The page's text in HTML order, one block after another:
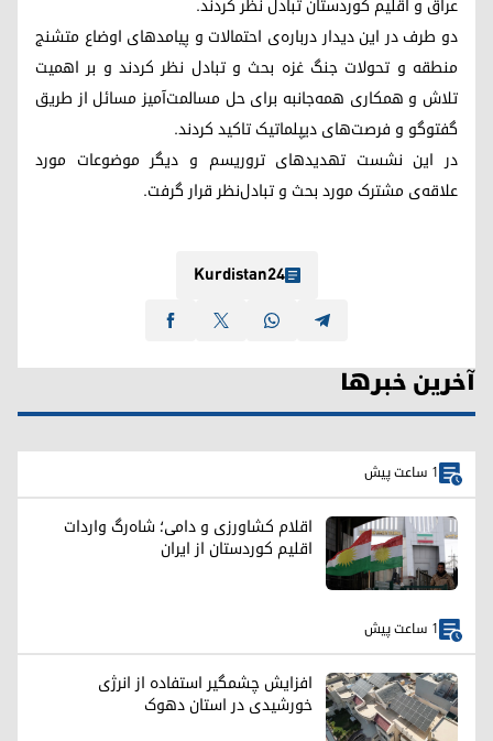
دو طرف در این دیدار درباره‌ی احتمالات و پیامدهای اوضاع متشنج
منطقه و تحولات جنگ غزه بحث و تبادل نظر کردند و بر اهمیت
تلاش و همکاری همه‌جانبه برای حل مسالمت‌آمیز مسائل از طریق
گفتوگو و فرصت‌های دیپلماتیک تاکید کردند.
در این نشست تهدیدهای تروریسم و ​​دیگر موضوعات مورد
علاقه‌ی مشترک مورد بحث و تبادل‌نظر قرار گرفت.
Kurdistan24
آخرین خبرها
1 ساعت پیش
اقلام کشاورزی و دامی؛ شاه‌رگ واردات
اقلیم کوردستان از ایران
1 ساعت پیش
افزایش چشمگیر استفاده از انرژی
خورشیدی در استان دهوک